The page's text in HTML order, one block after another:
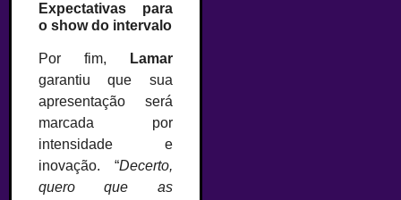
Expectativas para
o show do intervalo
Por fim,
Lamar
garantiu que sua
apresentação será
marcada por
intensidade e
inovação. “Decerto,
quero que as